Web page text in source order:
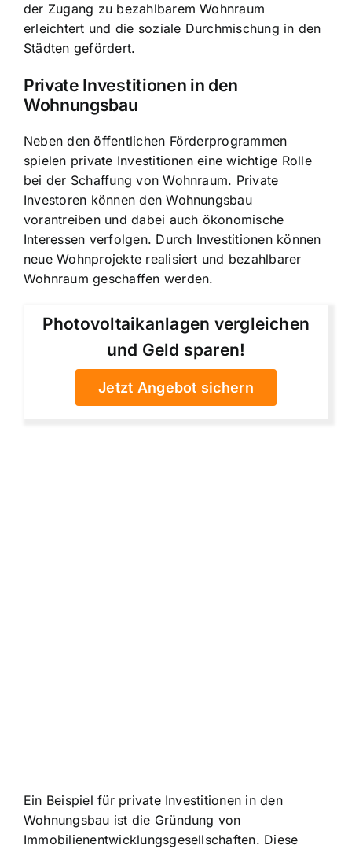
der Zugang zu bezahlbarem Wohnraum
erleichtert und die soziale Durchmischung in den
Städten gefördert.
Private Investitionen in den
Wohnungsbau
Neben den öffentlichen Förderprogrammen
spielen private Investitionen eine wichtige Rolle
bei der Schaffung von Wohnraum. Private
Investoren können den Wohnungsbau
vorantreiben und dabei auch ökonomische
Interessen verfolgen. Durch Investitionen können
neue Wohnprojekte realisiert und bezahlbarer
Wohnraum geschaffen werden.
Photovoltaikanlagen vergleichen
und Geld sparen!
Jetzt Angebot sichern
Ein Beispiel für private Investitionen in den
Wohnungsbau ist die Gründung von
Immobilienentwicklungsgesellschaften. Diese